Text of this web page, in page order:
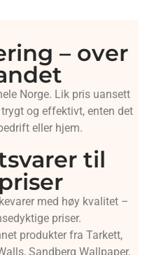
– over
Norge. Lik pris uansett
og effektivt, enten det
eller hjem.
til
med høy kvalitet –
priser.
produkter fra Tarkett,
Sandberg Wallpaper,